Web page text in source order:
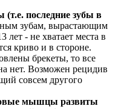
последние зубы в
зубам, вырастающим
лет - не хватает места в
криво и в стороне.
брекеты, то все
нет. Возможен рецидив
совсем другого
мышцы развиты